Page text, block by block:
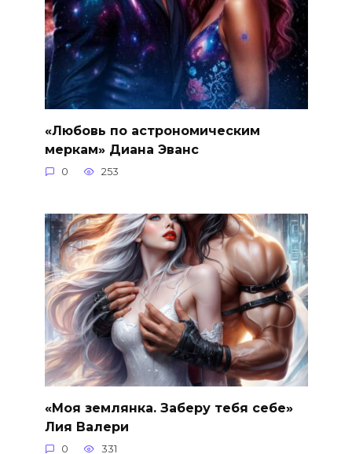
«Любовь по астрономическим
меркам» Диана Эванс
0 253
«Моя землянка. Заберу тебя себе»
Лия Валери
0 331